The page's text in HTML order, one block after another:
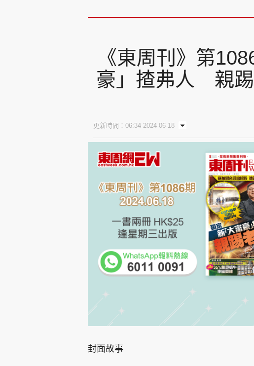
《東周刊》第
豪」揸弗人 親
更新時間：06:34 2024-06-18
封面故事